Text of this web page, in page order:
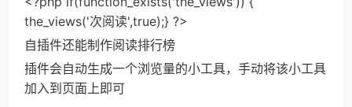
the_views('次阅读',true);} ?>
自插件还能制作阅读排行榜
插件会自动生成一个浏览量的小工具，手动将该小工具
加入到页面上即可